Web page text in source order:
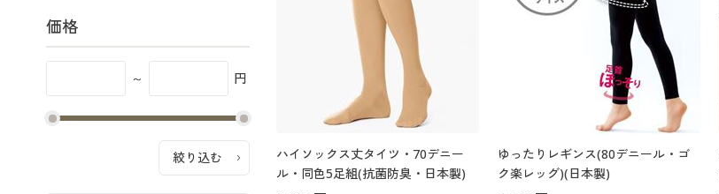
ハイソックス丈タイツ・70デニー
ル・同色5足組(抗菌防臭・日本製)
ゆったりレギンス(80デニール・ゴ
ク楽レッグ)(日本製)
価格
～ 円